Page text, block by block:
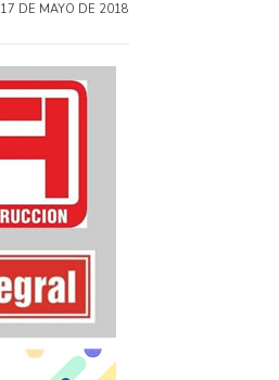
17 DE MAYO DE 2018